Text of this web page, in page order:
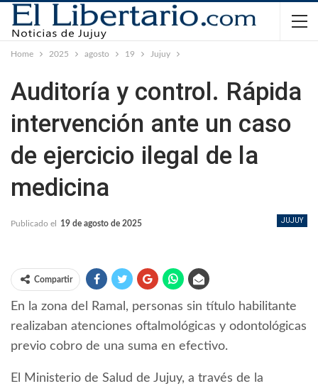
Home 2025 agosto 19 Jujuy
Auditoría y control. Rápida
intervención ante un caso
de ejercicio ilegal de la
medicina
JUJUY
Publicado el 19 de agosto de 2025
Compartir
En la zona del Ramal, personas sin título habilitante
realizaban atenciones oftalmológicas y odontológicas
previo cobro de una suma en efectivo.
El Ministerio de Salud de Jujuy, a través de la